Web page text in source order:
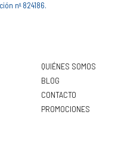
nº 824186.
QUIÉNES SOMOS
BLOG
CONTACTO
PROMOCIONES